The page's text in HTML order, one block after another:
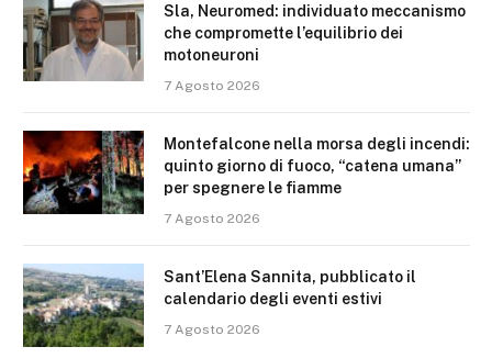
Sla, Neuromed: individuato meccanismo
che compromette l’equilibrio dei
motoneuroni
7 Agosto 2026
Montefalcone nella morsa degli incendi:
quinto giorno di fuoco, “catena umana”
per spegnere le fiamme
7 Agosto 2026
Sant’Elena Sannita, pubblicato il
calendario degli eventi estivi
7 Agosto 2026